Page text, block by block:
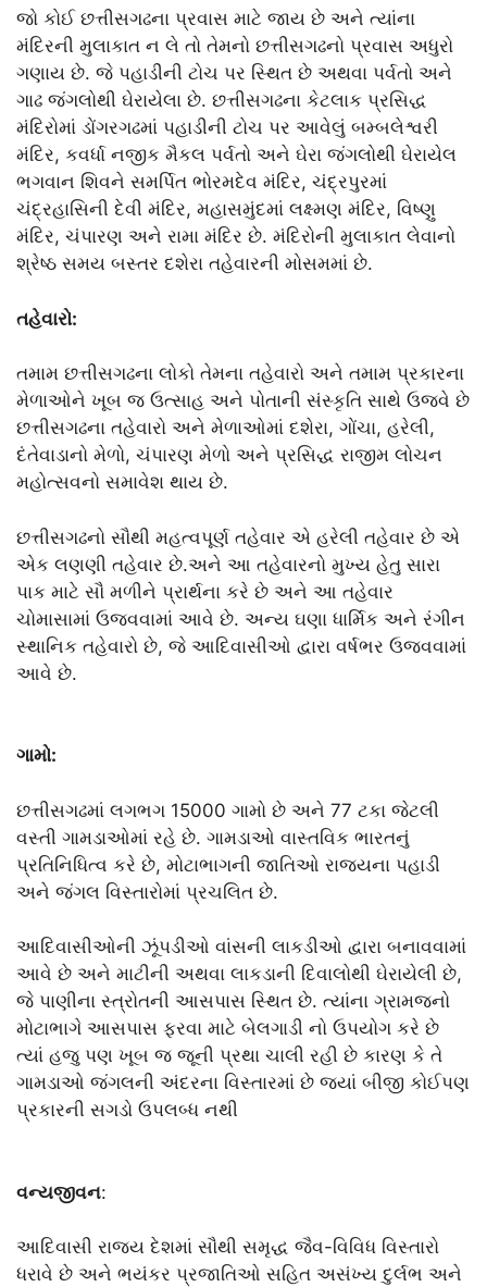
જો કોઈ છત્તીસગઢના પ્રવાસ માટે જાય છે અને ત્યાંના
મંદિરની મુલાકાત ન લે તો તેમનો છત્તીસગઢનો પ્રવાસ અધુરો
ગણાય છે. જે પહાડીની ટોચ પર સ્થિત છે અથવા પર્વતો અને
ગાઢ જંગલોથી ઘેરાયેલા છે. છત્તીસગઢના કેટલાક પ્રસિદ્ધ
મંદિરોમાં ડોંગરગઢમાં પહાડીની ટોચ પર આવેલું બમ્બલેશ્વરી
મંદિર, કવર્ધા નજીક મૈકલ પર્વતો અને ઘેરા જંગલોથી ઘેરાયેલ
ભગવાન શિવને સમર્પિત ભોરમદેવ મંદિર, ચંદ્રપુરમાં
ચંદ્રહાસિની દેવી મંદિર, મહાસમુંદમાં લક્ષ્મણ મંદિર, વિષ્ણુ
મંદિર, ચંપારણ અને રામા મંદિર છે. મંદિરોની મુલાકાત લેવાનો
શ્રેષ્ઠ સમય બસ્તર દશેરા તહેવારની મોસમમાં છે.
તહેવારો:
તમામ છત્તીસગઢના લોકો તેમના તહેવારો અને તમામ પ્રકારના
મેળાઓને ખૂબ જ ઉત્સાહ અને પોતાની સંસ્કૃતિ સાથે ઉજવે છે
છત્તીસગઢના તહેવારો અને મેળાઓમાં દશેરા, ગોંચા, હરેલી,
દંતેવાડાનો મેળો, ચંપારણ મેળો અને પ્રસિદ્ધ રાજીમ લોચન
મહોત્સવનો સમાવેશ થાય છે.
છત્તીસગઢનો સૌથી મહત્વપૂર્ણ તહેવાર એ હરેલી તહેવાર છે એ
એક લણણી તહેવાર છે.અને આ તહેવારનો મુખ્ય હેતુ સારા
પાક માટે સૌ મળીને પ્રાર્થના કરે છે અને આ તહેવાર
ચોમાસામાં ઉજવવામાં આવે છે. અન્ય ઘણા ધાર્મિક અને રંગીન
સ્થાનિક તહેવારો છે, જે આદિવાસીઓ દ્વારા વર્ષભર ઉજવવામાં
આવે છે.
ગામો:
છત્તીસગઢમાં લગભગ 15000 ગામો છે અને 77 ટકા જેટલી
વસ્તી ગામડાઓમાં રહે છે. ગામડાઓ વાસ્તવિક ભારતનું
પ્રતિનિધિત્વ કરે છે, મોટાભાગની જાતિઓ રાજ્યના પહાડી
અને જંગલ વિસ્તારોમાં પ્રચલિત છે.
આદિવાસીઓની ઝૂંપડીઓ વાંસની લાકડીઓ દ્વારા બનાવવામાં
આવે છે અને માટીની અથવા લાકડાની દિવાલોથી ઘેરાયેલી છે,
જે પાણીના સ્ત્રોતની આસપાસ સ્થિત છે. ત્યાંના ગ્રામજનો
મોટાભાગે આસપાસ ફરવા માટે બેલગાડી નો ઉપયોગ કરે છે
ત્યાં હજુ પણ ખૂબ જ જૂની પ્રથા ચાલી રહી છે કારણ કે તે
ગામડાઓ જંગલની અંદરના વિસ્તારમાં છે જ્યાં બીજી કોઈપણ
પ્રકારની સગડો ઉપલબ્ધ નથી
વન્યજીવન:
આદિવાસી રાજ્ય દેશમાં સૌથી સમૃદ્ધ જૈવ-વિવિધ વિસ્તારો
ધરાવે છે અને ભયંકર પ્રજાતિઓ સહિત અસંખ્ય દુર્લભ અને